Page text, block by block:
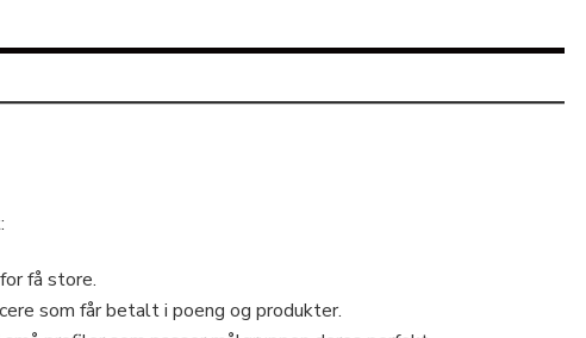
få store.
som får betalt i poeng og produkter.